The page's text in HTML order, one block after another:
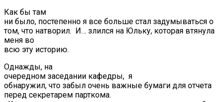
Как бы там
ни было, постепенно я все больше стал задумываться о
том, что натворил. И… злился на Юльку, которая втянула
меня во
всю эту историю.
Однажды, на
очередном заседании кафедры, я
обнаружил, что забыл очень важные бумаги для отчета
перед секретарем парткома.